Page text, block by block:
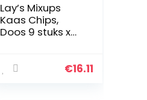
Lay’s Mixups
Kaas Chips,
Doos 9 stuks x
€16.11